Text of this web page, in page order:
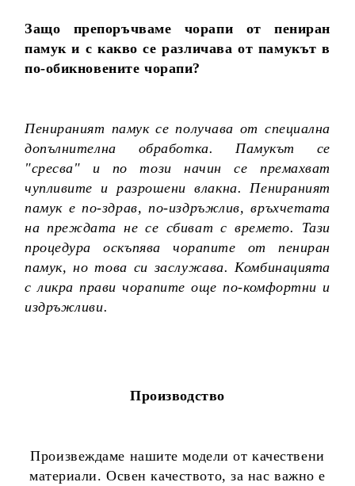
Защо препоръчваме чорапи от пениран
памук и с какво се различава от памукът в
по-обикновените чорапи?
Пенираният памук се получава от специална
допълнителна обработка. Памукът се
"сресва" и по този начин се премахват
чупливите и разрошени влакна. Пенираният
памук е по-здрав, по-издръжлив, връхчетата
на преждата не се сбиват с времето. Тази
процедура оскъпява чорапите от пениран
памук, но това си заслужава. Комбинацията
с ликра прави чорапите още по-комфортни и
издръжливи.
Производство
Произвеждаме нашите модели от качествени
материали. Освен качеството, за нас важно е